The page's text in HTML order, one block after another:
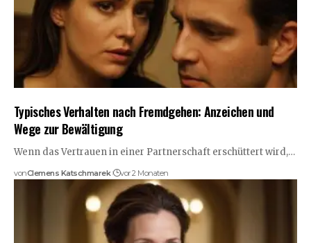
Typisches Verhalten nach Fremdgehen: Anzeichen und
Wege zur Bewältigung
Wenn das Vertrauen in einer Partnerschaft erschüttert wird,…
vonClemens Katschmarek vor 2 Monaten